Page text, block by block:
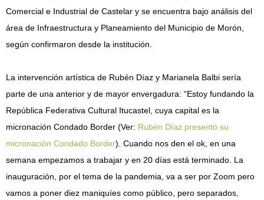
Comercial e Industrial de Castelar y se encuentra bajo análisis del
área de Infraestructura y Planeamiento del Municipio de Morón,
según confirmaron desde la institución.
La intervención artística de Rubén Díaz y Marianela Balbi sería
parte de una anterior y de mayor envergadura: “Estoy fundando la
República Federativa Cultural Itucastel, cuya capital es la
micronación Condado Border (Ver: Rubén Díaz presentó su
micronación Condado Border). Cuando nos den el ok, en una
semana empezamos a trabajar y en 20 días está terminado. La
inauguración, por el tema de la pandemia, va a ser por Zoom pero
vamos a poner diez maniquíes como público, pero separados,